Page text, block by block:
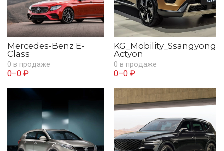
Mercedes-Benz E-
Class
0 в продаже
0–0 ₽
KG_Mobility_Ssangyong
Actyon
0 в продаже
0–0 ₽